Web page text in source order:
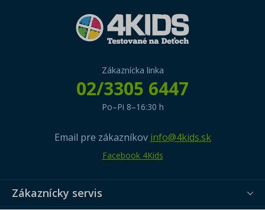
Zákaznícka linka
02/3305 6447
Po–Pi 8–16:30 h
Email pre zákazníkov info@4kids.sk
Facebook 4Kids
Zákaznícky servis